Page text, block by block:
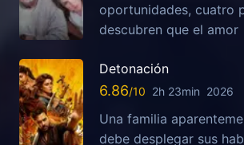
oportunidades, cuatro
descubren que el amor
Detonación
6.86 2h 23min 2026
Una familia
debe desplegar sus